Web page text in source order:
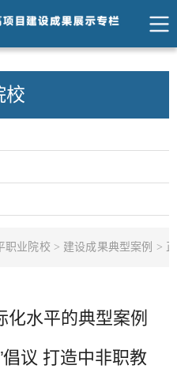
校
职业院校> 建设成果典型案例 > 正
化水平的典型案例
议 打造中非职教